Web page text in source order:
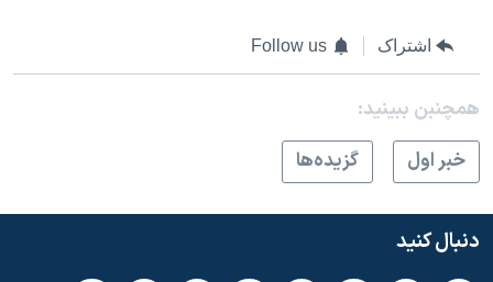
اشتراک Follow us
همچنبن ببینید:
خبر اول
گزيده‌ها
دنبال کنید